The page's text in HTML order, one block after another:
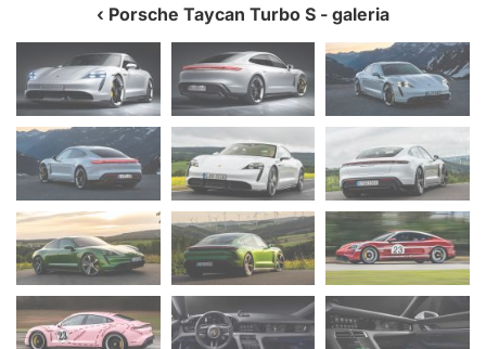
Porsche Taycan Turbo S - galeria